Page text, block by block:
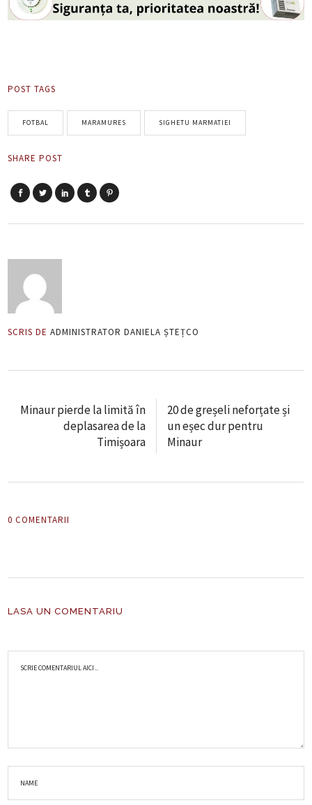
POST TAGS
FOTBAL MARAMURES SIGHETU MARMATIEI
SHARE POST
SCRIS DE ADMINISTRATOR DANIELA ȘTEȚCO
Minaur pierde la limită în
deplasarea de la
Timișoara
20 de greșeli neforțate și
un eșec dur pentru
Minaur
0 COMENTARII
LASA UN COMENTARIU